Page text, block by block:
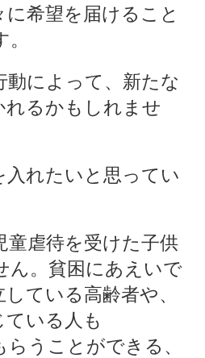
希望を届けること
によって、新たな
るかもしれませ
入れたいと思ってい
童虐待を受けた子供
ん。貧困にあえいで
ている高齢者や、
いる人も
うことができる、